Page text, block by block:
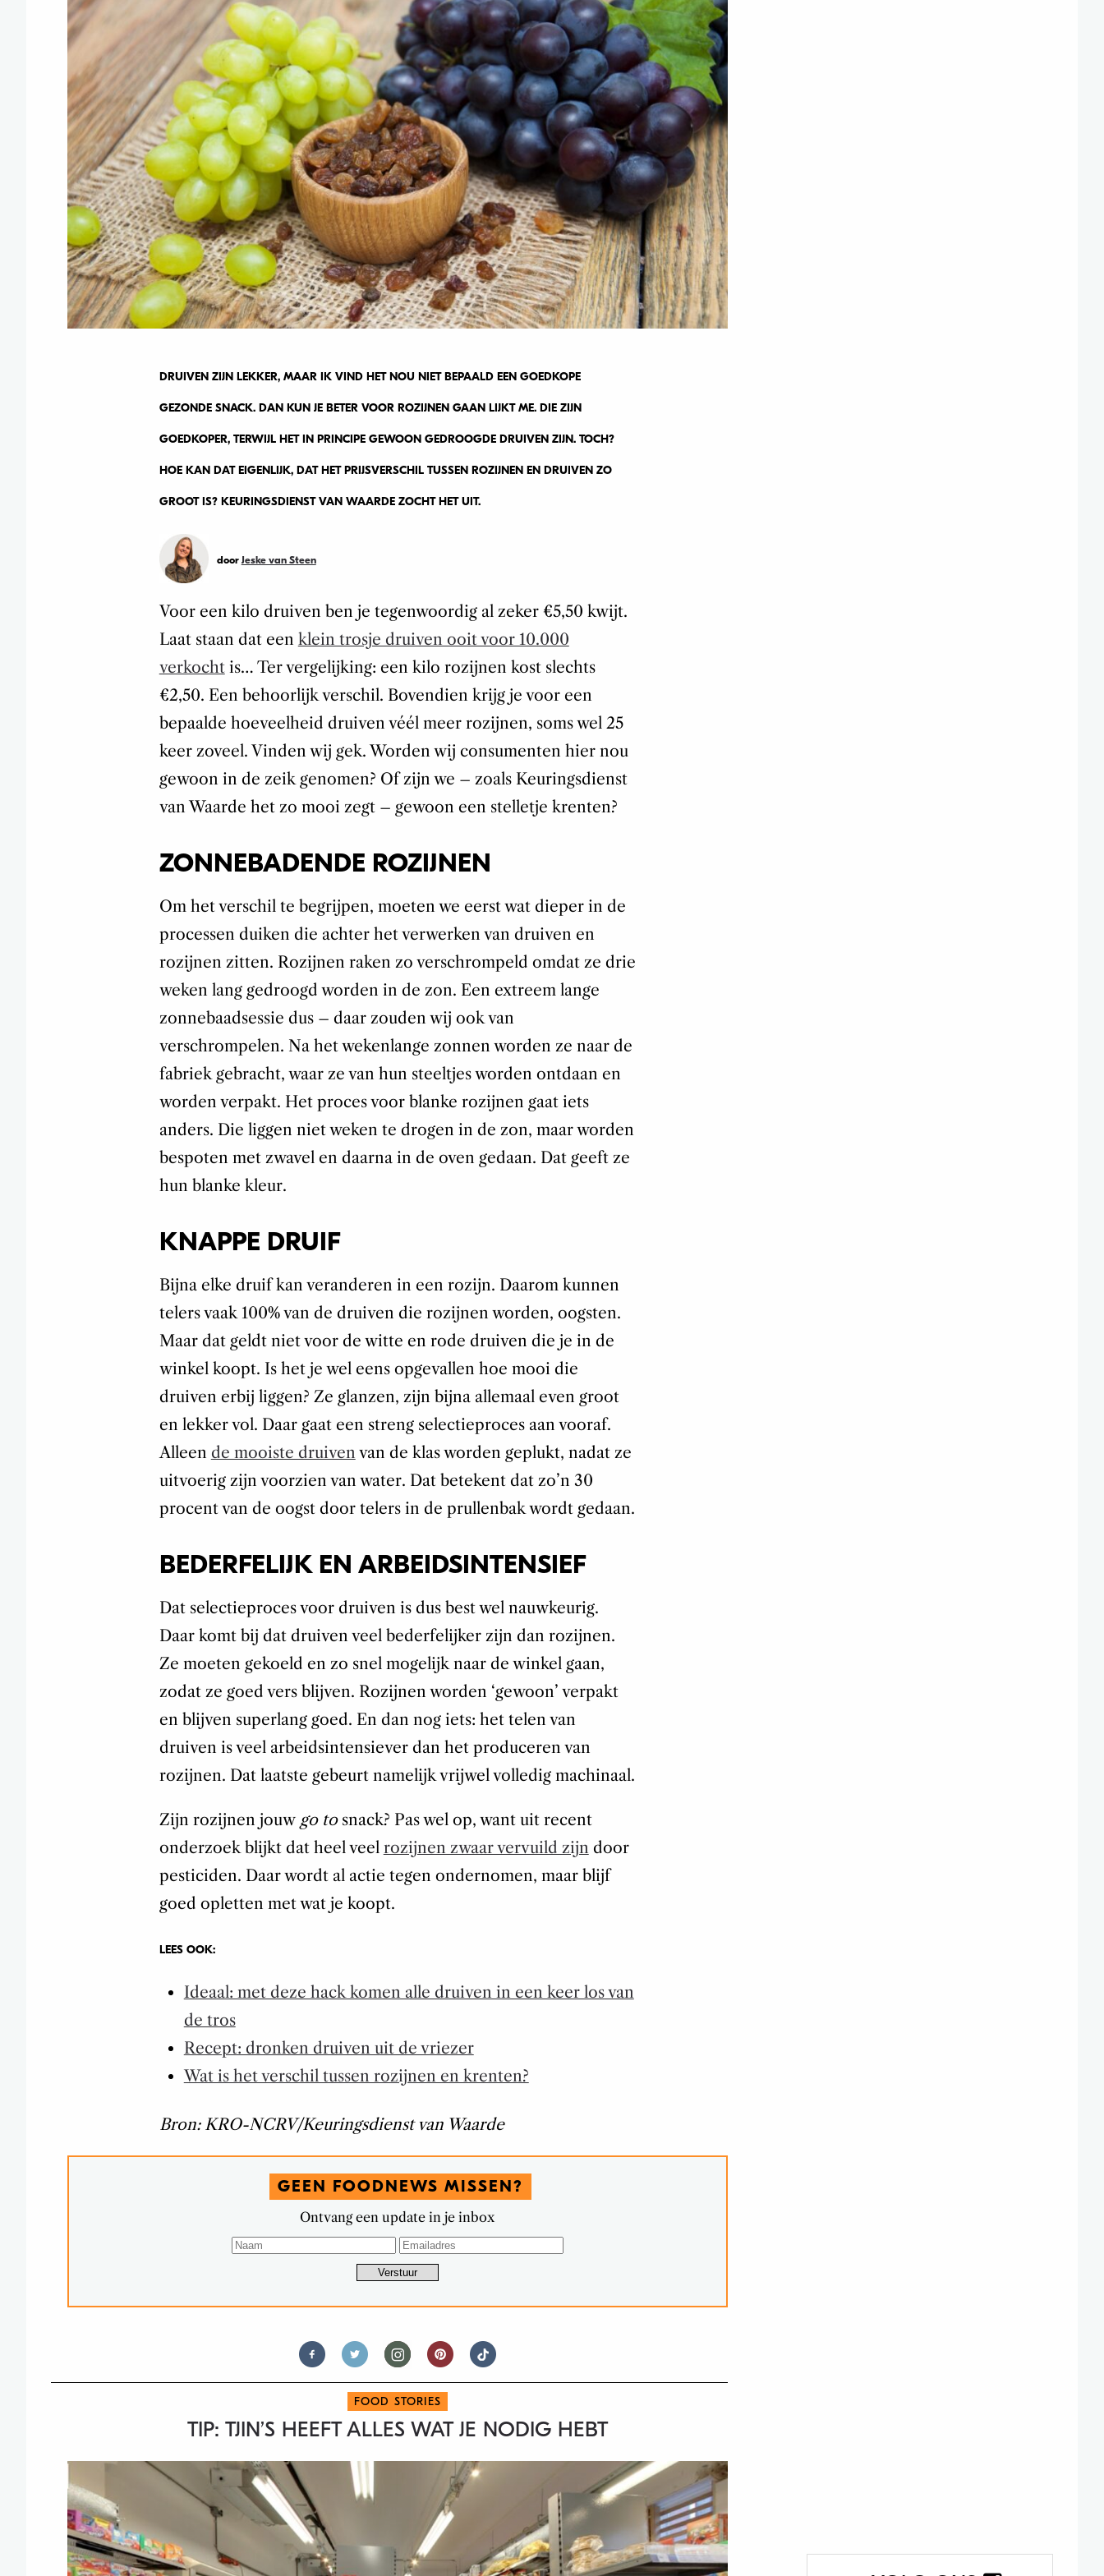
DRUIVEN ZIJN LEKKER, MAAR IK VIND HET NOU NIET BEPAALD EEN GOEDKOPE
GEZONDE SNACK. DAN KUN JE BETER VOOR ROZIJNEN GAAN LIJKT ME. DIE ZIJN
GOEDKOPER, TERWIJL HET IN PRINCIPE GEWOON GEDROOGDE DRUIVEN ZIJN. TOCH?
HOE KAN DAT EIGENLIJK, DAT HET PRIJSVERSCHIL TUSSEN ROZIJNEN EN DRUIVEN ZO
GROOT IS? KEURINGSDIENST VAN WAARDE ZOCHT HET UIT.
door Jeske van Steen
Voor een kilo druiven ben je tegenwoordig al zeker €5,50 kwijt.
Laat staan dat een klein trosje druiven ooit voor 10.000
verkochtis… Ter vergelijking: een kilo rozijnen kost slechts
€2,50. Een behoorlijk verschil. Bovendien krijg je voor een
bepaalde hoeveelheid druiven véél meer rozijnen, soms wel 25
keer zoveel. Vinden wij gek. Worden wij consumenten hier nou
gewoon in de zeik genomen? Of zijn we – zoals Keuringsdienst
van Waarde het zo mooi zegt – gewoon een stelletje krenten?
ZONNEBADENDE ROZIJNEN
Om het verschil te begrijpen, moeten we eerst wat dieper in de
processen duiken die achter het verwerken van druiven en
rozijnen zitten. Rozijnen raken zo verschrompeld omdat ze drie
weken lang gedroogd worden in de zon. Een extreem lange
zonnebaadsessie dus – daar zouden wij ook van
verschrompelen. Na het wekenlange zonnen worden ze naar de
fabriek gebracht, waar ze van hun steeltjes worden ontdaan en
worden verpakt. Het proces voor blanke rozijnen gaat iets
anders. Die liggen niet weken te drogen in de zon, maar worden
bespoten met zwavel en daarna in de oven gedaan. Dat geeft ze
hun blanke kleur.
KNAPPE DRUIF
Bijna elke druif kan veranderen in een rozijn. Daarom kunnen
telers vaak 100% van de druiven die rozijnen worden, oogsten.
Maar dat geldt niet voor de witte en rode druiven die je in de
winkel koopt. Is het je wel eens opgevallen hoe mooi die
druiven erbij liggen? Ze glanzen, zijn bijna allemaal even groot
en lekker vol. Daar gaat een streng selectieproces aan vooraf.
Alleen de mooiste druiven van de klas worden geplukt, nadat ze
uitvoerig zijn voorzien van water. Dat betekent dat zo’n 30
procent van de oogst door telers in de prullenbak wordt gedaan.
BEDERFELIJK EN ARBEIDSINTENSIEF
Dat selectieproces voor druiven is dus best wel nauwkeurig.
Daar komt bij dat druiven veel bederfelijker zijn dan rozijnen.
Ze moeten gekoeld en zo snel mogelijk naar de winkel gaan,
zodat ze goed vers blijven. Rozijnen worden ‘gewoon’ verpakt
en blijven superlang goed. En dan nog iets: het telen van
druiven is veel arbeidsintensiever dan het produceren van
rozijnen. Dat laatste gebeurt namelijk vrijwel volledig machinaal.
Zijn rozijnen jouw go to snack? Pas wel op, want uit recent
onderzoek blijkt dat heel veel rozijnen zwaar vervuild zijn door
pesticiden. Daar wordt al actie tegen ondernomen, maar blijf
goed opletten met wat je koopt.
LEES OOK:
Ideaal: met deze hack komen alle druiven in een keer los van
de tros
Recept: dronken druiven uit de vriezer
Wat is het verschil tussen rozijnen en krenten?
Bron: KRO-NCRV/Keuringsdienst van Waarde
GEEN FOODNEWS MISSEN?
Ontvang een update in je inbox
FOOD STORIES
TIP: TJIN’S HEEFT ALLES WAT JE NODIG HEBT